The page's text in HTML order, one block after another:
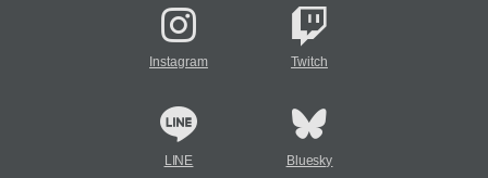
Instagram Twitch
LINE Bluesky